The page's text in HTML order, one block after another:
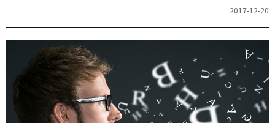
2017-12-20